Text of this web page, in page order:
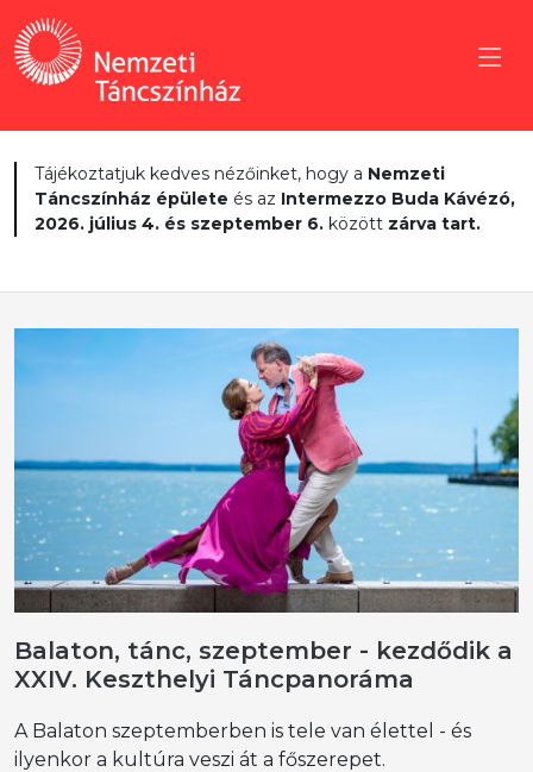
Tájékoztatjuk kedves nézőinket, hogy a Nemzeti
Táncszínház épülete és az Intermezzo Buda Kávézó,
2026. július 4. és szeptember 6. között zárva tart.
Balaton, tánc, szeptember - kezdődik a
XXIV. Keszthelyi Táncpanoráma
A Balaton szeptemberben is tele van élettel - és
ilyenkor a kultúra veszi át a főszerepet.